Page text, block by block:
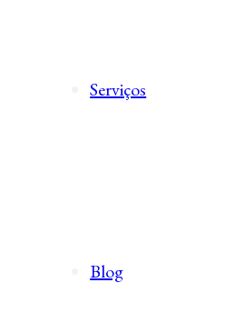
Serviços
Blog